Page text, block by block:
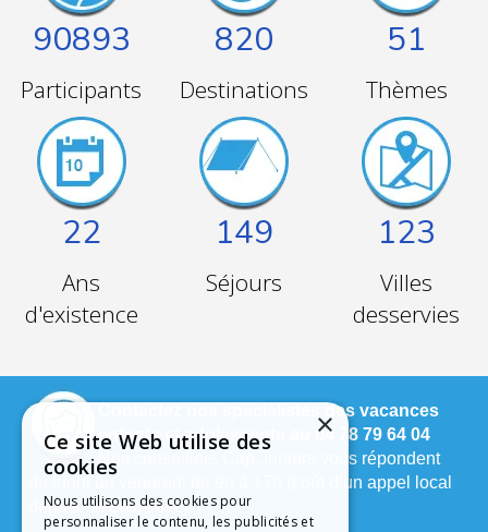
90893
Participants
820
Destinations
51
Thèmes
22
Ans
d'existence
149
Séjours
123
Villes
desservies
Contactez nos spécialistes des vacances
enfants et adolescents au 04 78 79 64 04
Nos conseillers Cap Juniors vous répondent
du lundi au vendredi de 9h à 17h (coût d’un appel local
depuis un poste fixe).
×
Ce site Web utilise des
cookies
Nous utilisons des cookies pour
personnaliser le contenu, les publicités et